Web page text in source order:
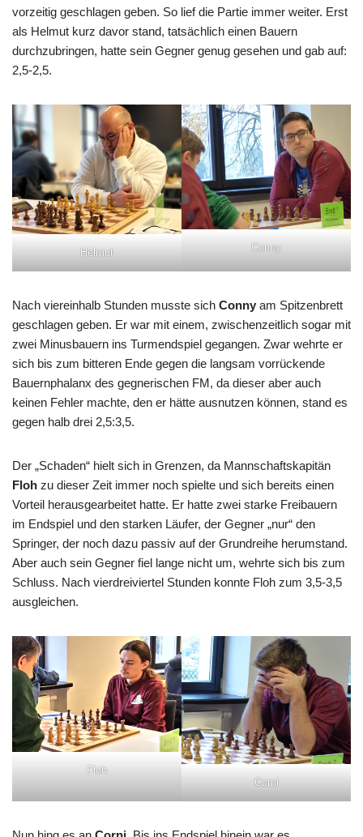
vorzeitig geschlagen geben. So lief die Partie immer weiter. Erst
als Helmut kurz davor stand, tatsächlich einen Bauern
durchzubringen, hatte sein Gegner genug gesehen und gab auf:
2,5-2,5.
Helmut Conny
Nach viereinhalb Stunden musste sich Conny am Spitzenbrett
geschlagen geben. Er war mit einem, zwischenzeitlich sogar mit
zwei Minusbauern ins Turmendspiel gegangen. Zwar wehrte er
sich bis zum bitteren Ende gegen die langsam vorrückende
Bauernphalanx des gegnerischen FM, da dieser aber auch
keinen Fehler machte, den er hätte ausnutzen können, stand es
gegen halb drei 2,5:3,5.
Der „Schaden“ hielt sich in Grenzen, da Mannschaftskapitän
Floh zu dieser Zeit immer noch spielte und sich bereits einen
Vorteil herausgearbeitet hatte. Er hatte zwei starke Freibauern
im Endspiel und den starken Läufer, der Gegner „nur“ den
Springer, der noch dazu passiv auf der Grundreihe herumstand.
Aber auch sein Gegner fiel lange nicht um, wehrte sich bis zum
Schluss. Nach vierdreiviertel Stunden konnte Floh zum 3,5-3,5
ausgleichen.
Floh
Corni